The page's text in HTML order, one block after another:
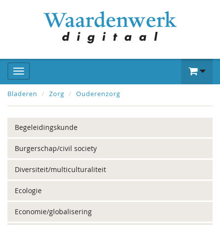
Bladeren Zorg Ouderenzorg
Begeleidingskunde
Burgerschap/civil society
Diversiteit/multiculturaliteit
Ecologie
Economie/globalisering